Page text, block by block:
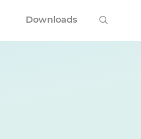
Downloads